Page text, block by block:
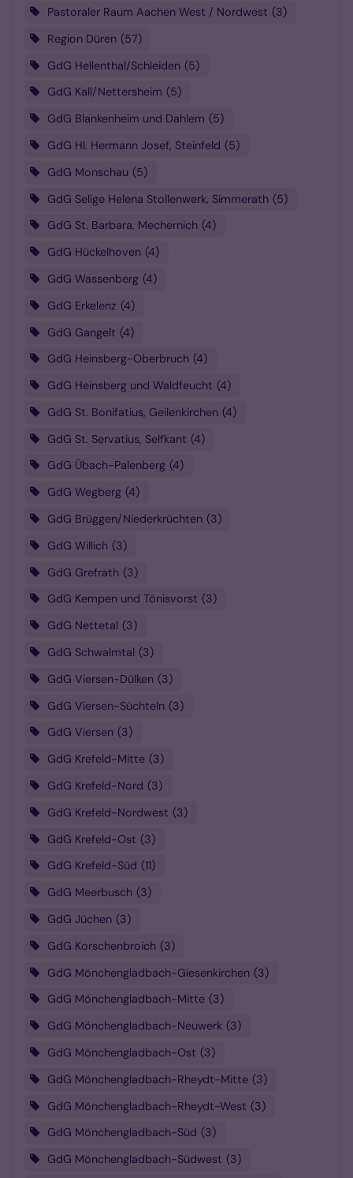
Pastoraler Raum Aachen West / Nordwest 3
Region Düren 57
GdG Hellenthal/Schleiden 5
GdG Kall/Nettersheim
5
GdG Blankenheim und Dahlem 5
GdG Hl. Hermann Josef, Steinfeld 5
GdG Monschau 5
GdG Selige Helena Stollenwerk, Simmerath 5
GdG St. Barbara, Mechernich 4
GdG Hückelhoven 4
GdG Wassenberg 4
GdG Erkelenz 4
GdG Gangelt 4
GdG Heinsberg-Oberbruch 4
GdG Heinsberg und Waldfeucht 4
GdG St. Bonifatius, Geilenkirchen 4
GdG St. Servatius, Selfkant 4
GdG Übach-Palenberg 4
GdG Wegberg 4
GdG Brüggen/Niederkrüchten 3
GdG Willich 3
GdG Grefrath 3
GdG Kempen und Tönisvorst
3
GdG Nettetal 3
GdG Schwalmtal 3
GdG Viersen-Dülken 3
GdG Viersen-Süchteln 3
GdG Viersen
3
GdG Krefeld-Mitte 3
GdG Krefeld-Nord 3
GdG Krefeld-Nordwest 3
GdG Krefeld-Ost 3
GdG Krefeld-Süd
11
GdG Meerbusch 3
GdG Jüchen 3
GdG Korschenbroich 3
GdG Mönchengladbach-Giesenkirchen 3
GdG Mönchengladbach-Mitte
3
GdG Mönchengladbach-Neuwerk 3
GdG Mönchengladbach-Ost 3
GdG Mönchengladbach-Rheydt-Mitte 3
GdG Mönchengladbach-Rheydt-West 3
GdG Mönchengladbach-Süd
3
GdG Mönchengladbach-Südwest 3